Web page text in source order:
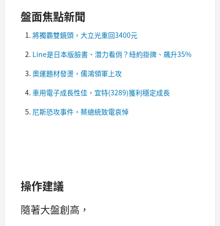
盤面焦點新聞
將獨霸雙鏡頭，大立光重回3400元
Line是日本版臉書、潛力看俏？紐約掛牌、飆升35%
奧運題材發燙，儒鴻領軍上攻
車用電子成長性佳，宜特(3289)獲利穩定成長
尼斯恐攻事件，蔡總統致電哀悼
操作建議
隨著大盤創高，